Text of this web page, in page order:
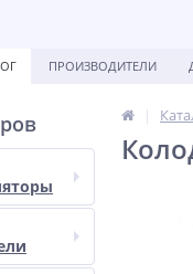
ПРОИЗВОДИТЕЛИ